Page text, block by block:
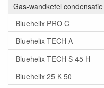
Gas-wandketel condensatie
Bluehelix PRO C
Bluehelix TECH A
Bluehelix TECH S 45 H
Bluehelix 25 K 50